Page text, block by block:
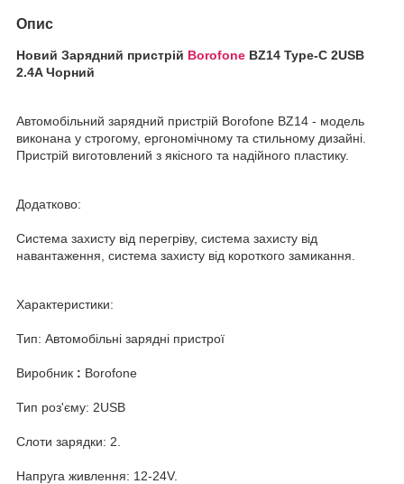
Опис
Новий Зарядний пристрій Borofone BZ14 Type-C 2USB
2.4A Чорний
Автомобільний зарядний пристрій Borofone BZ14 - модель
виконана у строгому, ергономічному та стильному дизайні.
Пристрій виготовлений з якісного та надійного пластику.
Додатково:
Система захисту від перегріву, система захисту від
навантаження, система захисту від короткого замикання.
Характеристики:
Тип: Автомобільні зарядні пристрої
Виробник : Borofone
Тип роз'єму: 2USB
Слоти зарядки: 2.
Напруга живлення: 12-24V.